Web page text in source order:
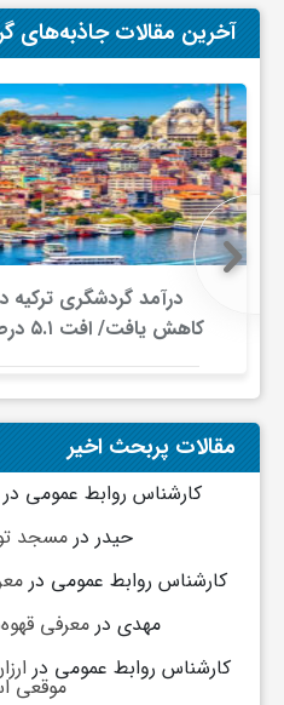
آخرین مقالات جاذبه‌های
برابر
مقالات پربحث اخیر
کارشناس روابط عمومی در
حیدر درمسجد
کارشناس روابط عمومی در
مهدی درمعرفی
کارشناس روابط عمومی در
موقعی